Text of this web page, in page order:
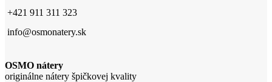
+421 911 311 323
info@osmonatery.sk
OSMO nátery
originálne nátery špičkovej kvality